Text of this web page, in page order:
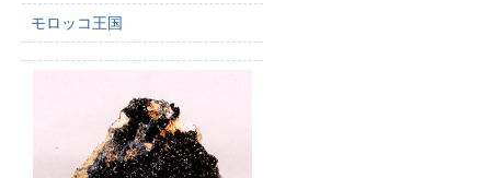
モロッコ王国